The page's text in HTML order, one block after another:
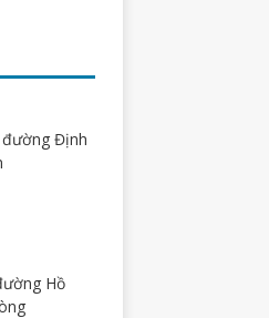
đường Định
Hồ